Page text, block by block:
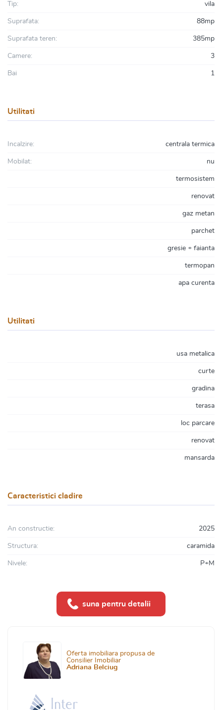
Tip: vila
Suprafata: 88mp
Suprafata teren: 385mp
Camere: 3
Bai 1
Utilitati
Incalzire: centrala termica
Mobilat: nu
termosistem
renovat
gaz metan
parchet
gresie + faianta
termopan
apa curenta
Utilitati
usa metalica
curte
gradina
terasa
loc parcare
renovat
mansarda
Caracteristici cladire
An constructie: 2025
Structura: caramida
Nivele: P+M
suna pentru detalii
Oferta imobiliara propusa de
Consilier Imobiliar
Adriana Belciug